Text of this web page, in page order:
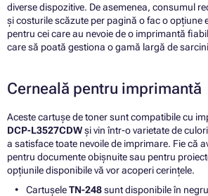
diverse dispozitive. De asemenea, consumul
și costurile scăzute per pagină o fac o opțiune
pentru cei care au nevoie de o imprimantă
care să poată gestiona o gamă largă de
Cerneală pentru imprimantă
Aceste cartușe de toner sunt compatibile cu
DCP-L3527CDWși vin într-o varietate de
a satisface toate nevoile de imprimare. Fie că
pentru documente obișnuite sau pentru
opțiunile disponibile vă vor acoperi cerințele.
CartușeleTN-248sunt disponibile în